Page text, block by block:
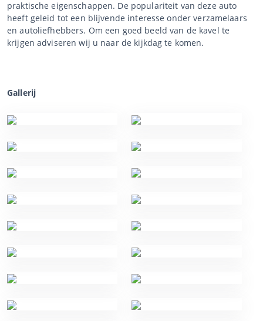
praktische eigenschappen. De populariteit van deze auto
heeft geleid tot een blijvende interesse onder verzamelaars
en autoliefhebbers. Om een goed beeld van de kavel te
krijgen adviseren wij u naar de kijkdag te komen.
Gallerij